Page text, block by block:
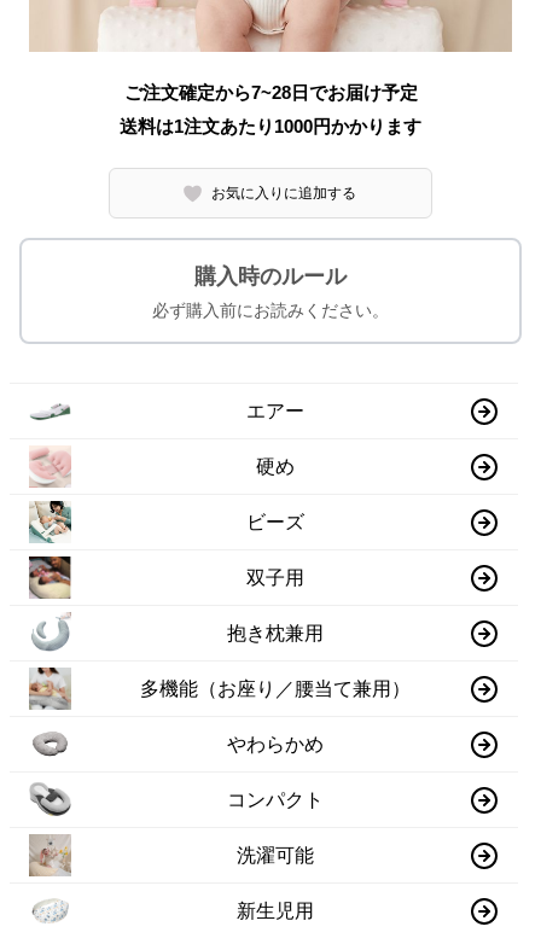
ご注文確定から7~28日でお届け予定
送料は1注文あたり 1000円かかります
お気に入りに追加する
購入時のルール
必ず購入前にお読みください。
エアー
硬め
ビーズ
双子用
抱き枕兼用
多機能（お座り／腰当て兼用）
やわらかめ
コンパクト
洗濯可能
新生児用